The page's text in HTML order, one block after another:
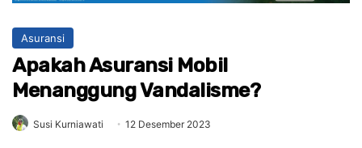
Asuransi
Apakah Asuransi Mobil
Menanggung Vandalisme?
Susi Kurniawati 12 Desember 2023